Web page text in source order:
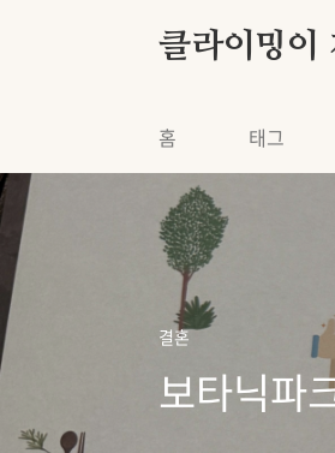
클라이밍이
홈 태그
결혼
보타닉파